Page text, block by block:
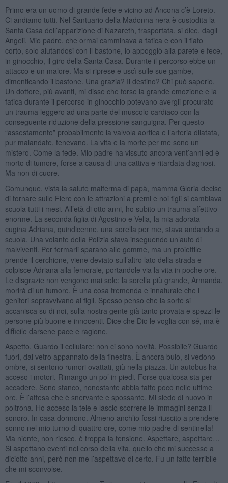
Primo era un uomo di grande fede e vicino ad Ancona c’è Loreto.
Ci andiamo tutti. Nel Santuario della Madonna nera è custodita la
Santa Casa dell’apparizione di Nazareth, trasportata, si dice, dagli
Angeli. Mio padre, che ormai camminava a fatica e con il fiato
corto, solo aiutandosi con il bastone, lo appoggiò alla parete e fece,
in ginocchio, il giro della Santa Casa. Durante il percorso ebbe un
attacco e un malore. Ma si riprese e uscì sulle sue gambe,
dimenticando il bastone. Una grazia? Il destino? Chi può saperlo.
Un dottore, più avanti, mi disse che forse la grande emozione e la
fatica durante il percorso in ginocchio potevano avergli procurato
un trauma leggero ad una parte del muscolo cardiaco con la
conseguente riduzione della pressione sanguigna. Per questo
“assestamento” probabilmente la valvola aortica e l’arteria dilatata,
pur malandate, tenevano. La vita e la morte per me sono un
mistero. Come la fede. Mio padre ha vissuto ancora vent’anni ed è
morto di tumore, forse a causa di una cattiva e ritardata diagnosi.
Ma non di cuore.
Comunque, vista la salute malferma di papà, mamma Gloria decise
di tornare sulle Fiere con le attrazioni a premi e noi figli si cambiava
scuola tutti i mesi. All’età di otto anni, ho subito un trauma affettivo
enorme. La seconda figlia di Agostino e Velia, la mia adorata
cugina Adriana, quindicenne, una sorella per me, stava andando a
scuola. Una volante della Polizia stava inseguendo un’auto di
malviventi. Per fermarli sparano alle gomme, ma un proiettile
prende il cerchione, viene deviato sull’altro lato della strada e
colpisce Adriana alla femorale, portandole via la vita in poche ore.
Le disgrazie non vengono mai sole: la sorella più grande, Armanda,
morirà di un tumore. È una cosa tremenda e innaturale che i
genitori sopravvivano ai figli. Spesso penso che la sorte si
accanisca su di noi, sulla nostra gente già tanto provata e spezzi le
persone più buone e innocenti. Dice che Dio le voglia con sé, ma è
difficile darsene pace e ragione.
Aspetto. Guardo il cellulare: non ci sono novità. Possibile? Guardo
fuori, dal vetro appannato della finestra. È ancora buio, si vedono
ombre, si sentono rumori ovattati, giù nella piazza. Un autobus ha
acceso i motori. Rimango un po’ in piedi. Forse qualcosa sta per
accadere. Sono stanco, nonostante abbia fatto poco nelle ultime
ore. È l’attesa che è snervante e spossante. Mi siedo di nuovo in
poltrona. Ho acceso la tele e lascio scorrere le immagini senza il
sonoro. In casa dormono. Almeno anch’io fossi riuscito a prendere
sonno nel mio turno di quattro ore, come mio padre di sentinella!
Ma niente, non riesco, è troppa la tensione. Aspettare, aspettare…
Si aspettano eventi nel corso della vita, quello che mi successe a
diciotto anni, però non me l’aspettavo di certo. Fu un fatto terribile
che mi sconvolse.